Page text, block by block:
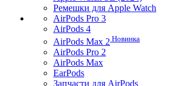
Ремешки для Apple Watch
AirPods Pro 3
AirPods 4
AirPods Max 2 Новинка
AirPods Pro 2
AirPods Max
EarPods
Запчасти для AirPods